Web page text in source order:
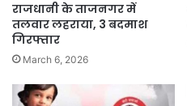
राजधानी के ताजनगर में
तलवार लहराया, 3 बदमाश
गिरफ्तार
March 6, 2026